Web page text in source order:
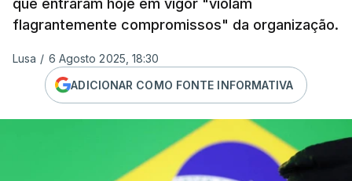
que entraram hoje em vigor "violam
flagrantemente compromissos" da organização.
Lusa / 6 Agosto 2025, 18:30
ADICIONAR COMO FONTE INFORMATIVA